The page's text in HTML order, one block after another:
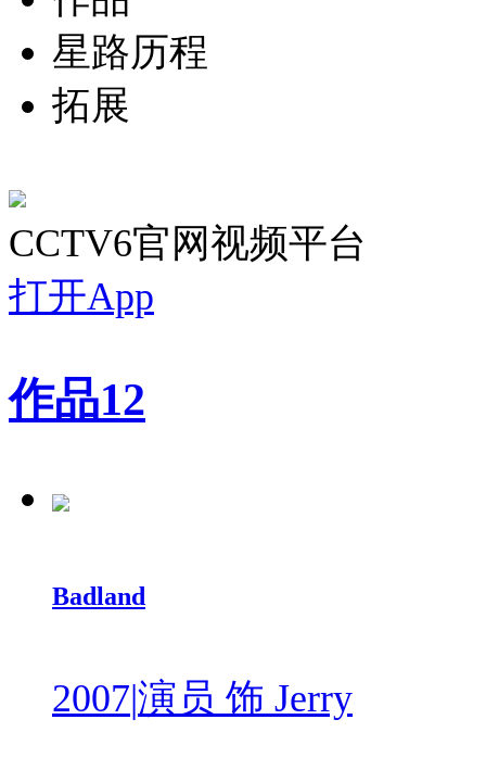
星路历程
拓展
CCTV6官网视频平台
打开App
作品12
Badland
2007|演员 饰 Jerry